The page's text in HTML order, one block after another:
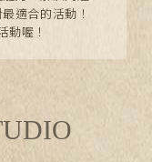
謎主題活動來
憶！